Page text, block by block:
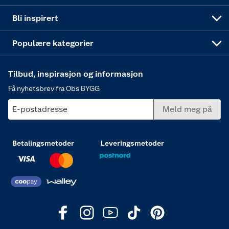
Bli inspirert
Populære kategorier
Tilbud, inspirasjon og informasjon
Få nyhetsbrev fra Obs BYGG
E-postadresse Meld meg på
Betalingsmetoder Leveringsmetoder